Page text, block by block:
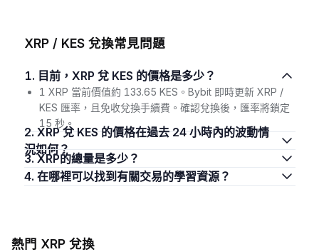
XRP / KES 兌換常見問題
1. 目前，XRP 兌 KES 的價格是多少？
1 XRP 當前價值約 133.65 KES。Bybit 即時更新 XRP /
KES 匯率，且免收兌換手續費。確認兌換後，匯率將鎖定
15 秒。
2. XRP 兌 KES 的價格在過去 24 小時內的波動情
況如何？
3. XRP的總量是多少？
4. 在哪裡可以找到有關交易的學習資源？
熱門 XRP 兌換